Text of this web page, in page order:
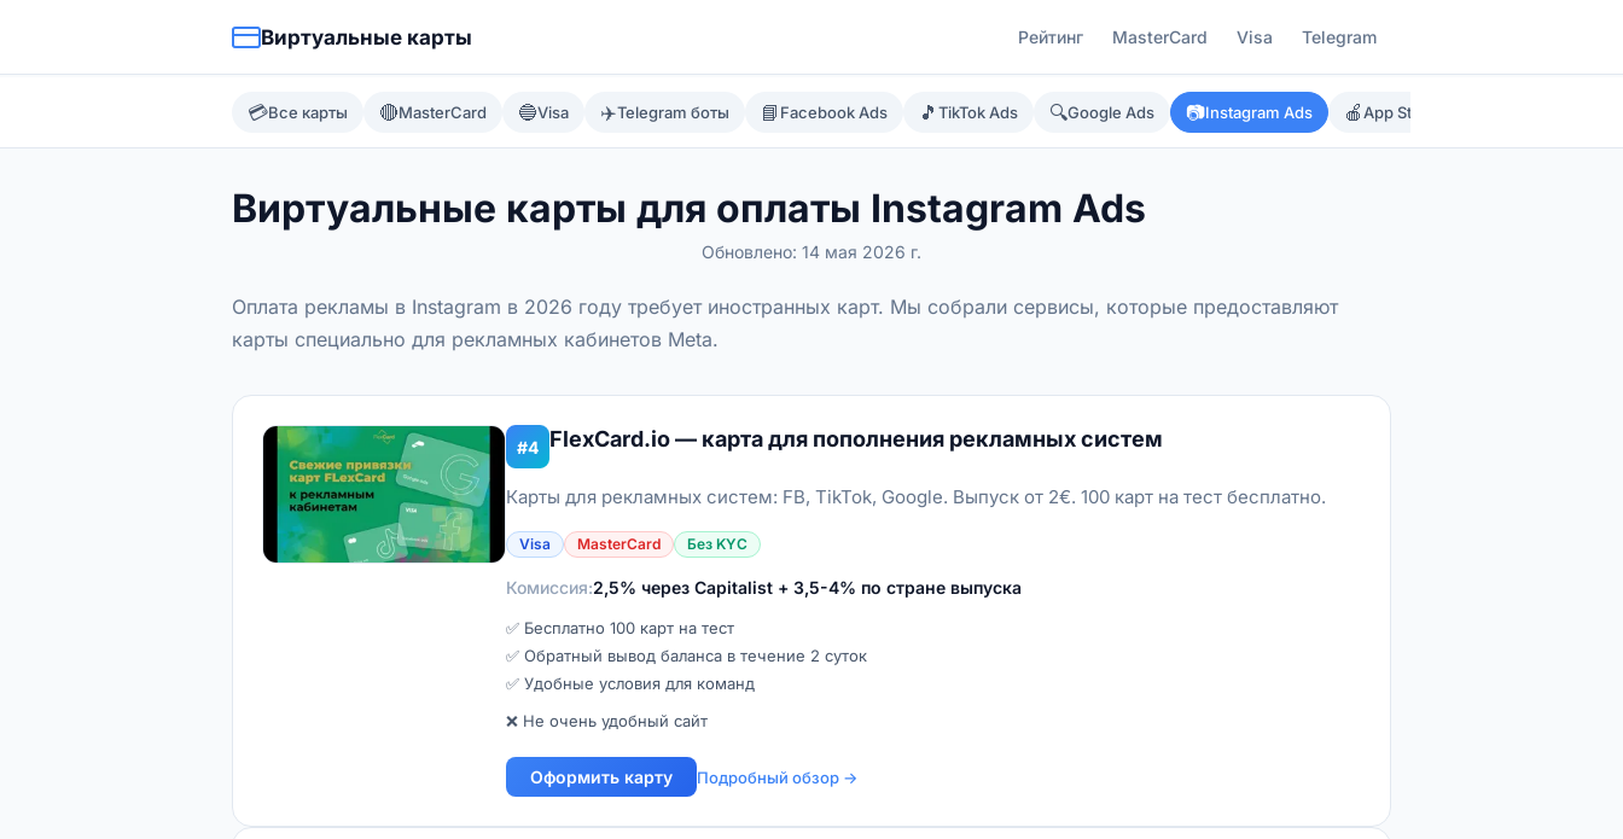
Виртуальные карты Рейтинг MasterCard Visa Telegram
💳Все карты 🔴MasterCard 🔵Visa ✈️Telegram боты 📘 Facebook Ads 🎵 TikTok Ads 🔍Google Ads 📷Instagram Ads 🍎App Store
Виртуальные карты для оплаты Instagram Ads
Обновлено: 14 мая 2026 г.
Оплата рекламы в Instagram в 2026 году требует иностранных карт. Мы собрали сервисы, которые предоставляют
карты специально для рекламных кабинетов Meta.
#4 FlexCard.io — карта для пополнения рекламных систем
Карты для рекламных систем: FB, TikTok, Google. Выпуск от 2€. 100 карт на тест бесплатно.
Visa MasterCard Без KYC
Комиссия:2,5% через Capitalist + 3,5-4% по стране выпуска
✅ Бесплатно 100 карт на тест
✅ Обратный вывод баланса в течение 2 суток
✅ Удобные условия для команд
❌ Не очень удобный сайт
Оформить карту Подробный обзор →